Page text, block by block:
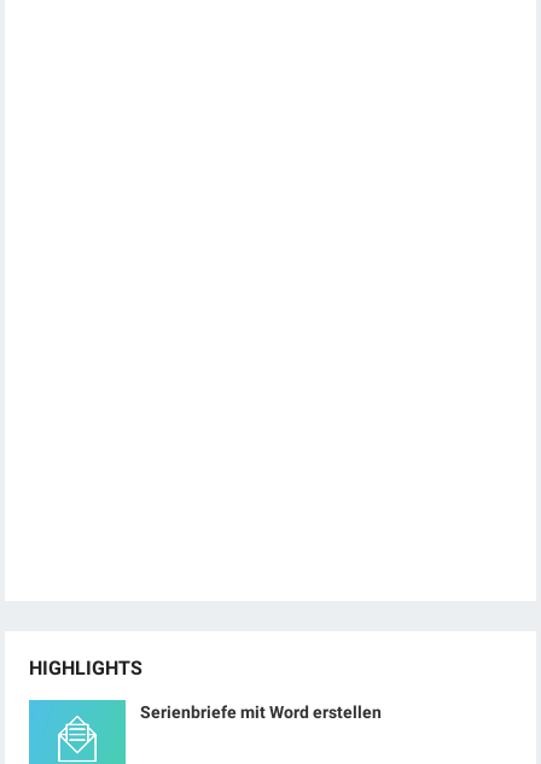
HIGHLIGHTS
Serienbriefe mit Word erstellen